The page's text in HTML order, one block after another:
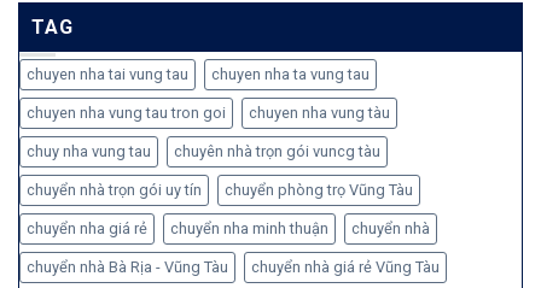
TAG
chuyen nha tai vung tau chuyen nha ta vung tau
chuyen nha vung tau tron goi chuyen nha vung tàu
chuy nha vung tau chuyên nhà trọn gói vuncg tàu
chuyển nhà trọn gói uy tín chuyển phòng trọ Vũng Tàu
chuyển nha giá rẻ chuyển nha minh thuận chuyển nhà
chuyển nhà Bà Rịa - Vũng Tàu chuyển nhà giá rẻ Vũng Tàu